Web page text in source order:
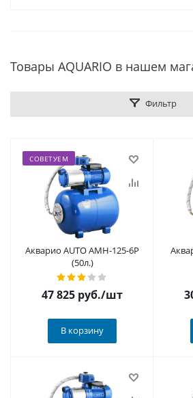
Товары AQUARIO в нашем
Фильтр
СОВЕТУЕМ
Акварио AUTO AMH-125-6P
(50л.)
47 825 руб./шт
В корзину